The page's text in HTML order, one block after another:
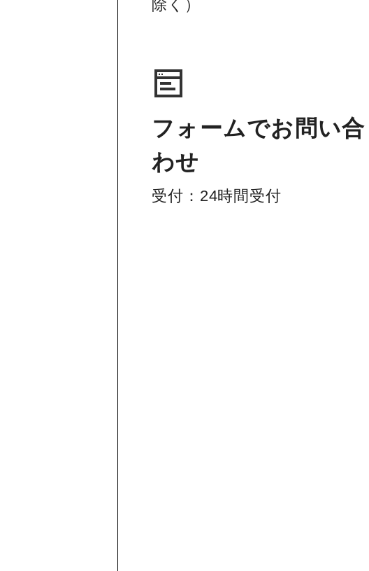
除く）
フォームでお問い合
わせ
受付：24時間受付